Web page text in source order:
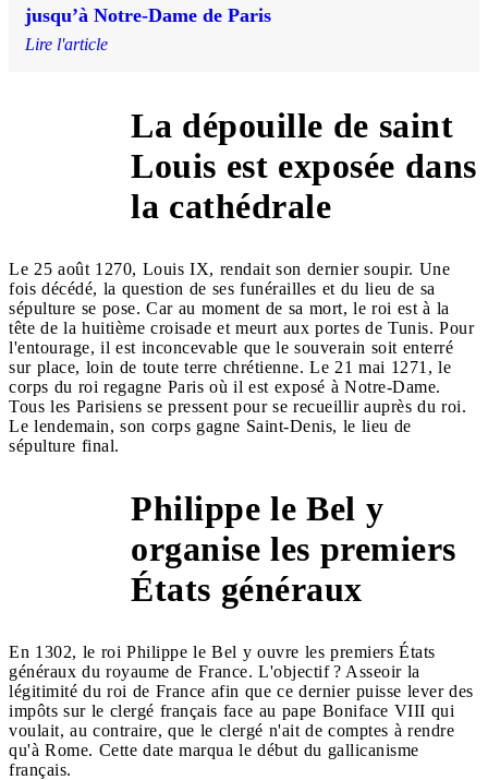
jusqu’à Notre-Dame de Paris
Lire l'article
La dépouille de saint
Louis est exposée dans
la cathédrale
Le 25 août 1270, Louis IX, rendait son dernier soupir. Une
fois décédé, la question de ses funérailles et du lieu de sa
sépulture se pose. Car au moment de sa mort, le roi est à la
tête de la huitième croisade et meurt aux portes de Tunis. Pour
l'entourage, il est inconcevable que le souverain soit enterré
sur place, loin de toute terre chrétienne. Le 21 mai 1271, le
corps du roi regagne Paris où il est exposé à Notre-Dame.
Tous les Parisiens se pressent pour se recueillir auprès du roi.
Le lendemain, son corps gagne Saint-Denis, le lieu de
sépulture final.
Philippe le Bel y
organise les premiers
États généraux
En 1302, le roi Philippe le Bel y ouvre les premiers États
généraux du royaume de France. L'objectif ? Asseoir la
légitimité du roi de France afin que ce dernier puisse lever des
impôts sur le clergé français face au pape Boniface VIII qui
voulait, au contraire, que le clergé n'ait de comptes à rendre
qu'à Rome. Cette date marqua le début du gallicanisme
français.